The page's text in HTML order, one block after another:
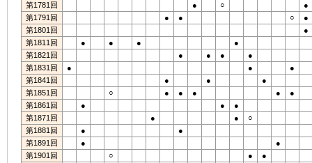
第1781回
● ○
●
第1791回
● ● ○
●
第1801回
●
第1811回
● ● ●
●
第1821回
● ● ●
●
第1831回
● ●
●
第1841回
● ●
●
第1851回
○ ● ● ● ●
●
第1861回
● ●
●
第1871回
● ●
○
第1881回
●
●
第1891回
●
●
第1901回
○ ●
●